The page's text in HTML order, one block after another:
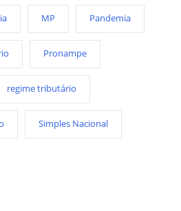
MP Pandemia
Pronampe
regime tributário
Simples Nacional